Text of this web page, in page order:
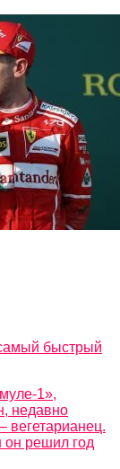
быстрый
1»,
недавно
вегетарианец.
он решил год